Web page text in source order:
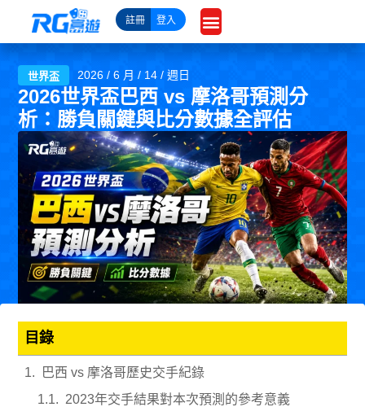
主
註冊 登入
世界盃 2026 / 6 月 / 14 / 週日
2026世界盃巴西 vs 摩洛哥預測分
析：勝負關鍵與比分數據全評估
目錄
巴西 vs 摩洛哥歷史交手紀錄
2023年交手結果對本次預測的參考意義